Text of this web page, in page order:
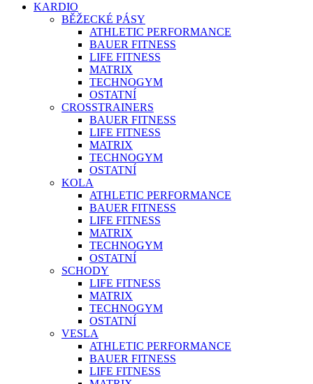
KARDIO
BĚŽECKÉ PÁSY
ATHLETIC PERFORMANCE
BAUER FITNESS
LIFE FITNESS
MATRIX
TECHNOGYM
OSTATNÍ
CROSSTRAINERS
BAUER FITNESS
LIFE FITNESS
MATRIX
TECHNOGYM
OSTATNÍ
KOLA
ATHLETIC PERFORMANCE
BAUER FITNESS
LIFE FITNESS
MATRIX
TECHNOGYM
OSTATNÍ
SCHODY
LIFE FITNESS
MATRIX
TECHNOGYM
OSTATNÍ
VESLA
ATHLETIC PERFORMANCE
BAUER FITNESS
LIFE FITNESS